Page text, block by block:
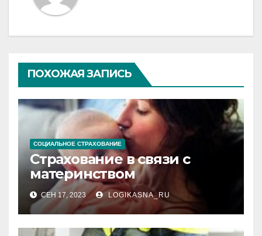
ПОХОЖАЯ ЗАПИСЬ
СОЦИАЛЬНОЕ СТРАХОВАНИЕ
Страхование в связи с
материнством
СЕН 17, 2023 LOGIKASNA_RU